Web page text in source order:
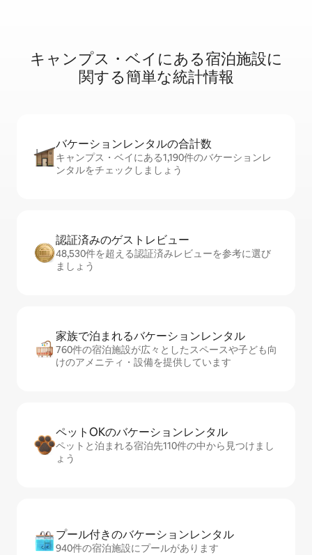
キャンプス・ベイに⁠あ⁠る宿⁠泊⁠施⁠設⁠に
関⁠す⁠る簡⁠単⁠な統⁠計⁠情⁠報
バケーションレ⁠ン⁠タ⁠ル⁠の合⁠計⁠数
キャンプス・ベイにある1,190件のバケーションレ
ンタルをチェックしましょう
認証済みのゲ⁠ス⁠ト⁠レ⁠ビ⁠ュ⁠ー
48,530件を超える認証済みレビューを参考に選び
ましょう
家族で泊まれるバ⁠ケ⁠ー⁠シ⁠ョ⁠ンレ⁠ン⁠タ⁠ル
760件の宿泊施設が広々としたスペースや子ども向
けのアメニティ・設備を提供しています
ペットOKのバ⁠ケ⁠ー⁠シ⁠ョ⁠ンレ⁠ン⁠タ⁠ル
ペットと泊まれる宿泊先110件の中から見つけまし
ょう
プール付きのバ⁠ケ⁠ー⁠シ⁠ョ⁠ンレ⁠ン⁠タ⁠ル
940件の宿泊施設にプールがあります